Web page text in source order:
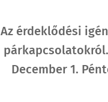
Az érdeklődési
December 1.